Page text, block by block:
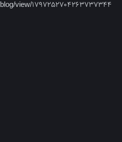
view/1797252704263737344